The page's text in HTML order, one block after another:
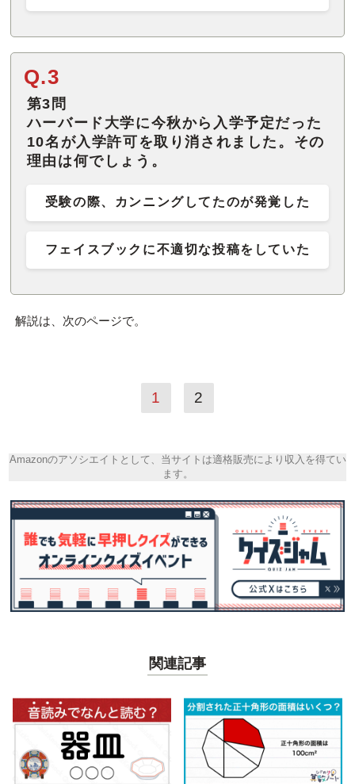
Q.3
第3問
ハーバード大学に今秋から入学予定だった
10名が入学許可を取り消されました。その
理由は何でしょう。
受験の際、カンニングしてたのが発覚した
フェイスブックに不適切な投稿をしていた
解説は、次のページで。
1 2
Amazonのアソシエイトとして、当サイトは適格販売により収入を得てい
ます。
関連記事